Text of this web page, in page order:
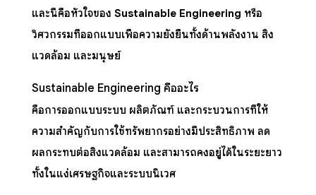
และนี่คือหัวใจของ Sustainable Engineering หรือ
วิศวกรรมที่ออกแบบเพื่อความยั่งยืนทั้งด้านพลังงาน สิ่ง
แวดล้อม และมนุษย์
Sustainable Engineering คืออะไร
คือการออกแบบระบบ ผลิตภัณฑ์ และกระบวนการที่ให้
ความสำคัญกับการใช้ทรัพยากรอย่างมีประสิทธิภาพ ลด
ผลกระทบต่อสิ่งแวดล้อม และสามารถคงอยู่ได้ในระยะยาว
ทั้งในแง่เศรษฐกิจและระบบนิเวศ